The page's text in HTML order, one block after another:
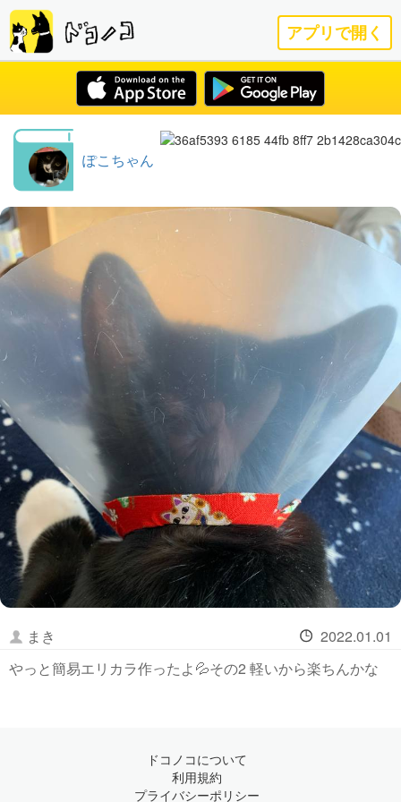
アプリで開く
ぽこちゃん
まき
2022.01.01
やっと簡易エリカラ作ったよ💦その2 軽いから楽ちんかな
ドコノコについて
利用規約
プライバシーポリシー